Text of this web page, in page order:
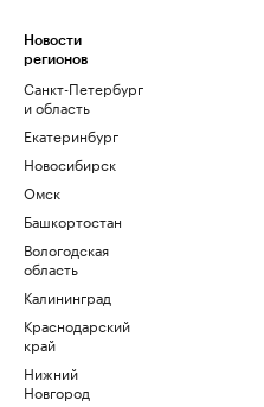
Новости
регионов
Санкт-Петербург
и область
Екатеринбург
Новосибирск
Омск
Башкортостан
Вологодская
область
Калининград
Краснодарский
край
Нижний
Новгород